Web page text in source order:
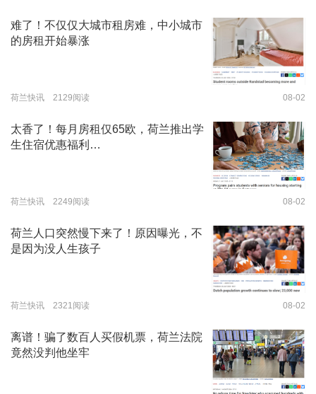
难了！不仅仅大城市租房难，中小城市
的房租开始暴涨
荷兰快讯 2129阅读 08-02
太香了！每月房租仅65欧，荷兰推出学
生住宿优惠福利…
荷兰快讯 2249阅读 08-02
荷兰人口突然慢下来了！原因曝光，不
是因为没人生孩子
荷兰快讯 2321阅读 08-02
离谱！骗了数百人买假机票，荷兰法院
竟然没判他坐牢